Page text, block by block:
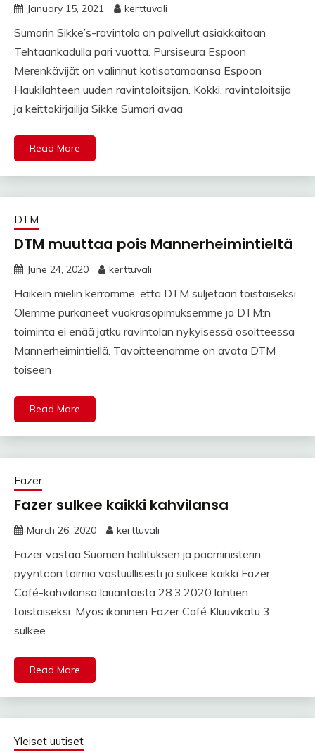
January 15, 2021 kerttuvali
Sumarin Sikke’s-ravintola on palvellut asiakkaitaan
Tehtaankadulla pari vuotta. Pursiseura Espoon
Merenkävijät on valinnut kotisatamaansa Espoon
Haukilahteen uuden ravintoloitsijan. Kokki, ravintoloitsija
ja keittokirjailija Sikke Sumari avaa
Read More
DTM
DTM muuttaa pois Mannerheimintieltä
June 24, 2020 kerttuvali
Haikein mielin kerromme, että DTM suljetaan toistaiseksi.
Olemme purkaneet vuokrasopimuksemme ja DTM:n
toiminta ei enää jatku ravintolan nykyisessä osoitteessa
Mannerheimintiellä. Tavoitteenamme on avata DTM
toiseen
Read More
Fazer
Fazer sulkee kaikki kahvilansa
March 26, 2020 kerttuvali
Fazer vastaa Suomen hallituksen ja pääministerin
pyyntöön toimia vastuullisesti ja sulkee kaikki Fazer
Café-kahvilansa lauantaista 28.3.2020 lähtien
toistaiseksi. Myös ikoninen Fazer Café Kluuvikatu 3
sulkee
Read More
Yleiset uutiset